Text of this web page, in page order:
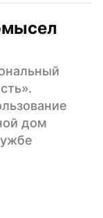
дом